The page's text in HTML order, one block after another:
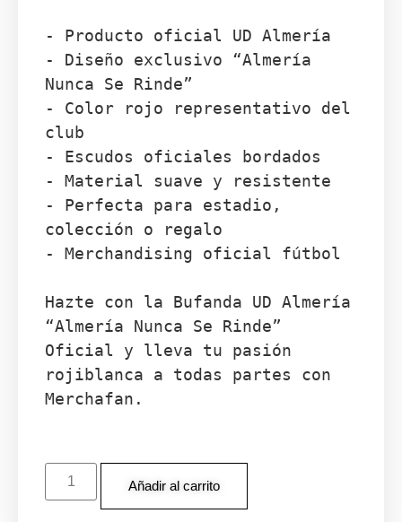
- Producto oficial UD Almería
- Diseño exclusivo “Almería
Nunca Se Rinde”
- Color rojo representativo del
club
- Escudos oficiales bordados
- Material suave y resistente
- Perfecta para estadio,
colección o regalo
- Merchandising oficial fútbol
Hazte con la Bufanda UD Almería
“Almería Nunca Se Rinde”
Oficial y lleva tu pasión
rojiblanca a todas partes con
Merchafan.
Añadir al carrito